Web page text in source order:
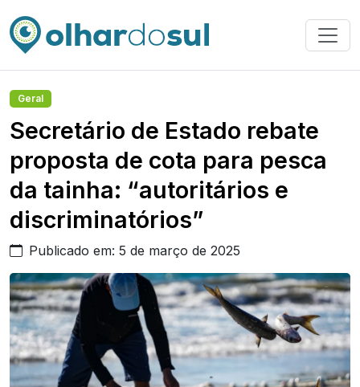
Geral
Secretário de Estado rebate
proposta de cota para pesca
da tainha: “autoritários e
discriminatórios”
Publicado em: 5 de março de 2025